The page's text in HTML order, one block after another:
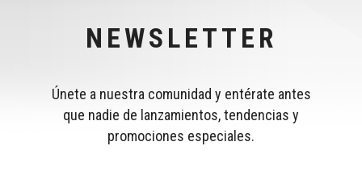
NEWSLETTER
Únete a nuestra comunidad y entérate antes
que nadie de lanzamientos, tendencias y
promociones especiales.